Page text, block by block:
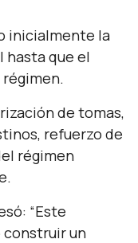
inicialmente la
hasta que el
de tomas,
refuerzo de
régimen
“Este
un